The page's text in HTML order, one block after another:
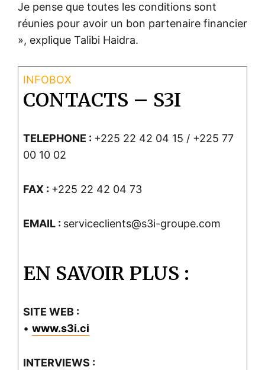
Je pense que toutes les conditions sont
réunies pour avoir un bon partenaire financier
», explique Talibi Haidra.
CONTACTS – S3I
TELEPHONE : +225 22 42 04 15 / +225 77
00 10 02
FAX : +225 22 42 04 73
EMAIL : serviceclients@s3i-groupe.com
EN SAVOIR PLUS :
SITE WEB :
• www.s3i.ci
INTERVIEWS :